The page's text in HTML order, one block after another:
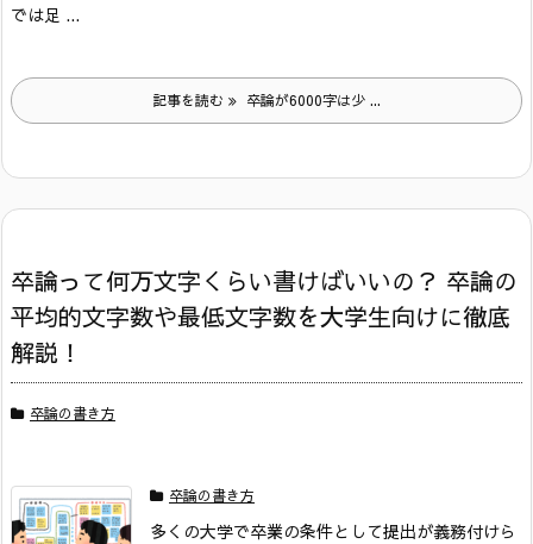
では足 ...
記事を読む 卒論が6000字は少 ...
卒論って何万文字くらい書けばいいの？ 卒論の
平均的文字数や最低文字数を大学生向けに徹底
解説！
卒論の書き方
卒論の書き方
多くの大学で卒業の条件として提出が義務付けら